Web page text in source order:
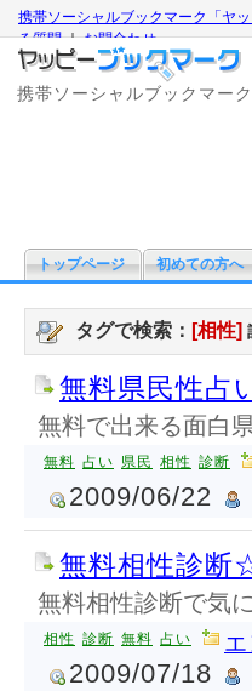
携帯ソーシャルブックマーク「ヤッ
る質問｜お問合わせ
携帯ソーシャルブックマー
トップページ 初めての方へ
タグで検索： [相性]
無料県民性占
無料で出来る面白
無料 占い 県民 相性 診断
2009/06/22
無料相性診断
無料相性診断で気
相性 診断 無料 占い
2009/07/18